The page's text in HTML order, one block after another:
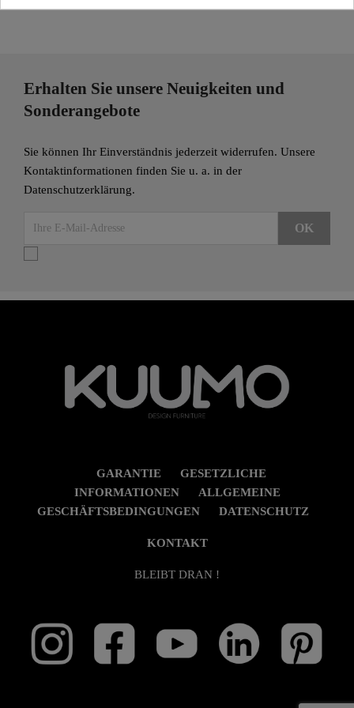
Erhalten Sie unsere Neuigkeiten und
Sonderangebote
Sie können Ihr Einverständnis jederzeit widerrufen. Unsere
Kontaktinformationen finden Sie u. a. in der
Datenschutzerklärung.
GARANTIE
GESETZLICHE
INFORMATIONEN
ALLGEMEINE
GESCHÄFTSBEDINGUNGEN
DATENSCHUTZ
KONTAKT
BLEIBT DRAN !